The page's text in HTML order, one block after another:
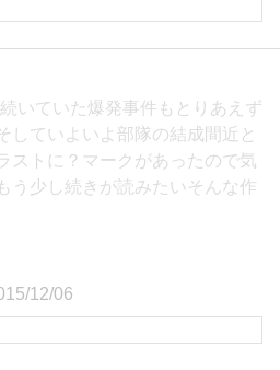
いていた爆発事件もとりあえず
していよいよ部隊の結成間近と
ストに？マークがあったので気
う少し続きが読みたいそんな作
12/06